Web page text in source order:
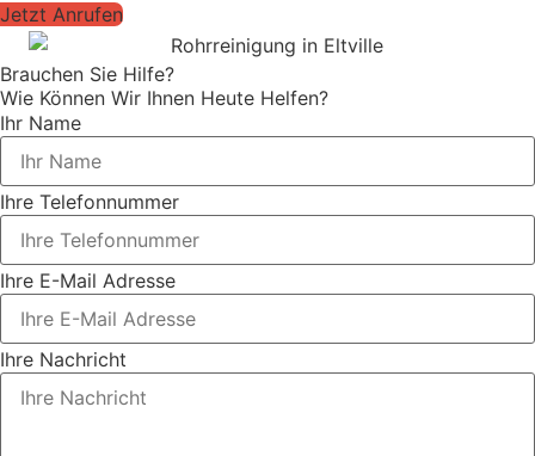
Jetzt Anrufen
Brauchen Sie Hilfe?
Wie Können Wir Ihnen Heute Helfen?
Ihr Name
Ihre Telefonnummer
Ihre E-Mail Adresse
Ihre Nachricht